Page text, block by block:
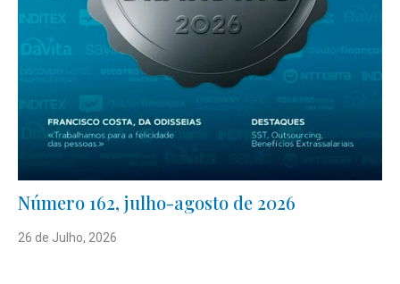
Número 162, julho-agosto de 2026
26 de Julho, 2026